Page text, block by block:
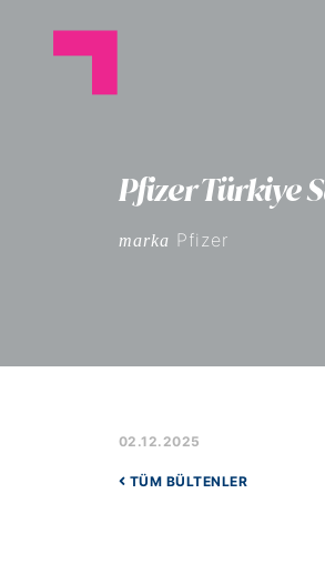
Pfizer Türkiye
marka Pfizer
02.12.2025
TÜM BÜLTENLER